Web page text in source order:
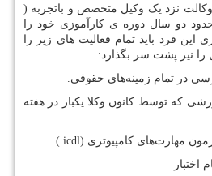
نزد یک وکیل متخصص و باتجربه (
دو سال دوره ی کارآموزی خود را
این فرد باید تمام فعالیت های زیر را
را نیز پشت سر بگذارد:
که توسط کانون وکلا یکبار در هفته
icdl
)